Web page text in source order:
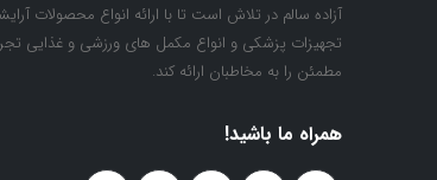
آزاده سالم در تلاش است تا با ارائه انواع محصولات
تجهیزات پزشکی و انواع مکمل های ورزشی و غذایی
مطمئن را به مخاطبان ارائه کند.
همراه ما باشید!